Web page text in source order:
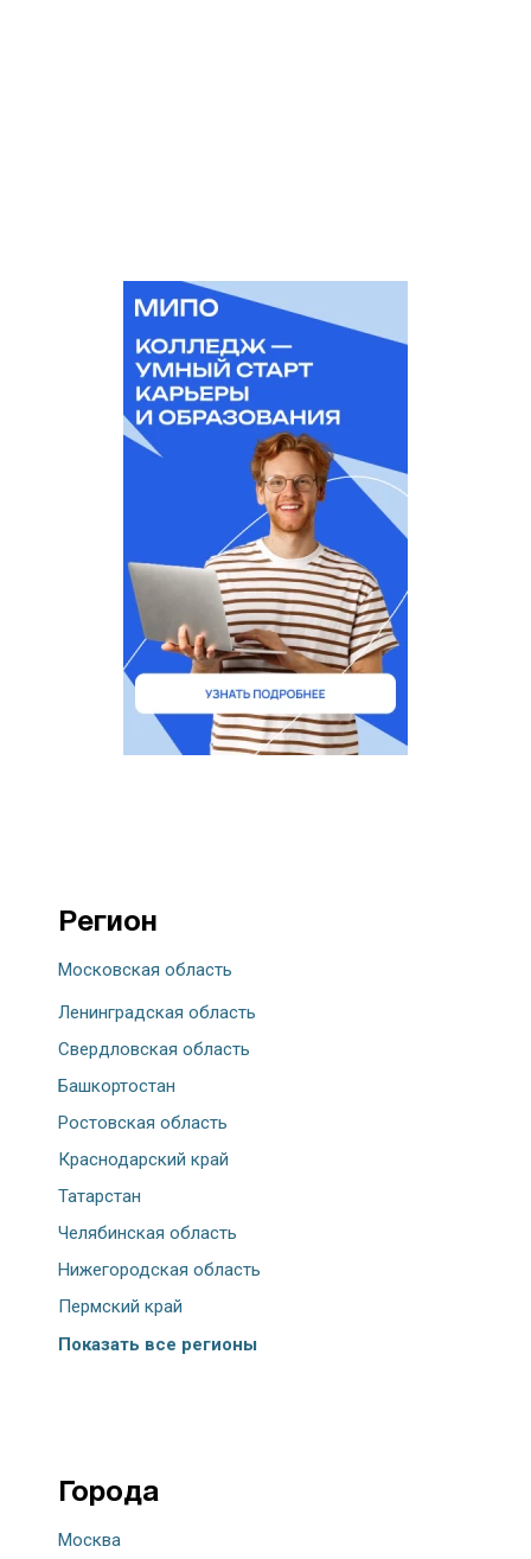
Регион
Московская область
Ленинградская область
Свердловская область
Башкортостан
Ростовская область
Краснодарский край
Татарстан
Челябинская область
Нижегородская область
Пермский край
Показать все регионы
Города
Москва